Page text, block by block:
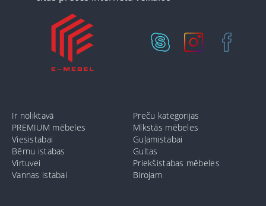
Ir noliktavā
Preču kategorijas
PREMIUM mēbeles
Mīkstās mēbeles
Viesistabai
Guļamistabai
Bērnu istabas
Gultas
Virtuvei
Priekšistabas mēbeles
Vannas istabai
Birojam